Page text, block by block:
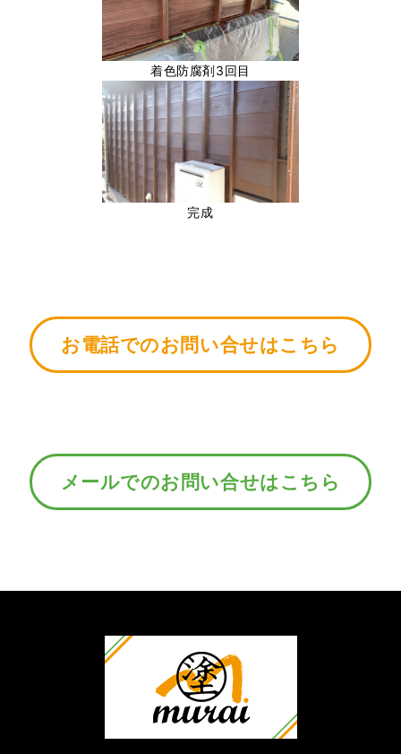
着色防腐剤3回目
完成
お電話でのお問い合せはこちら
メールでのお問い合せはこちら